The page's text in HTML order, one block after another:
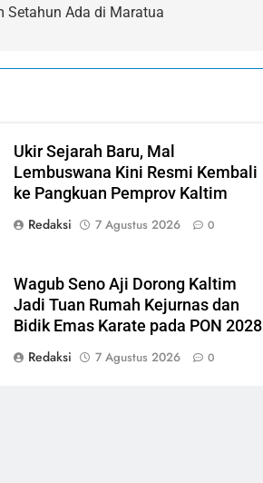
Setahun Ada di Maratua
Ukir Sejarah Baru, Mal
Lembuswana Kini Resmi Kembali
ke Pangkuan Pemprov Kaltim
Redaksi
7 Agustus 2026 0
Wagub Seno Aji Dorong Kaltim
Jadi Tuan Rumah Kejurnas dan
Bidik Emas Karate pada PON 2028
Redaksi
7 Agustus 2026 0